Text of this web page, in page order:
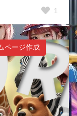
1
ページ作成